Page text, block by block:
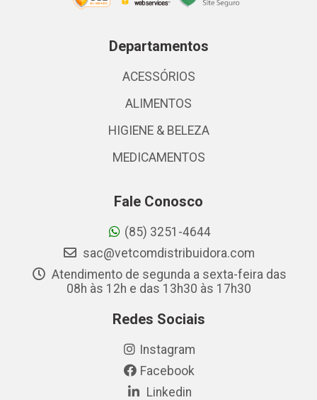
Departamentos
ACESSÓRIOS
ALIMENTOS
HIGIENE & BELEZA
MEDICAMENTOS
Fale Conosco
(85) 3251-4644
sac@vetcomdistribuidora.com
Atendimento de segunda a sexta-feira das
08h às 12h e das 13h30 às 17h30
Redes Sociais
Instagram
Facebook
Linkedin